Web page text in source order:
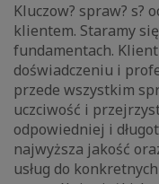
Kluczow? spraw? s?
klientem. Staramy
fundamentach.
doświadczeniu i
przede wszystkim
uczciwość i
odpowiedniej i
najwyższa jakość
usług do